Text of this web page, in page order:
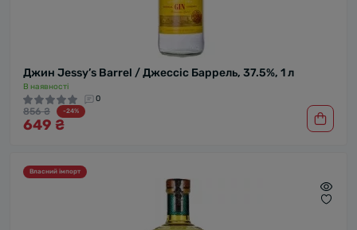
Джин Jessy’s Barrel / Джессіс Баррель, 37.5%, 1 л
В наявності
0
856 ₴ -24%
649 ₴
Власний імпорт